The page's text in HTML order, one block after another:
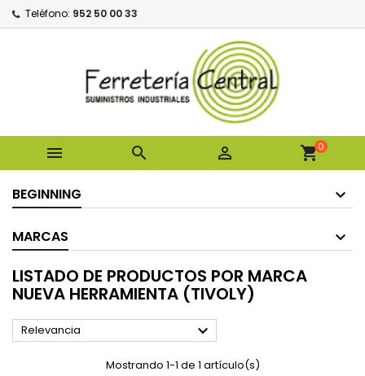
Teléfono: 952 50 00 33
   shopping_cart0
BEGINNING
MARCAS
LISTADO DE PRODUCTOS POR MARCA
NUEVA HERRAMIENTA (TIVOLY)
Relevancia 
Mostrando 1-1 de 1 artículo(s)